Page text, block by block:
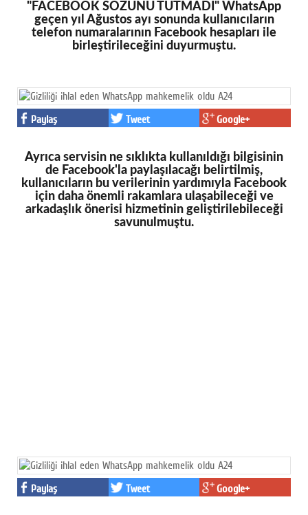
"FACEBOOK SÖZÜNÜ TUTMADI" WhatsApp
geçen yıl Ağustos ayı sonunda kullanıcıların
telefon numaralarının Facebook hesapları ile
birleştirileceğini duyurmuştu.
Paylaş Tweet Google+
Ayrıca servisin ne sıklıkta kullanıldığı bilgisinin
de Facebook'la paylaşılacağı belirtilmiş,
kullanıcıların bu verilerinin yardımıyla Facebook
için daha önemli rakamlara ulaşabileceği ve
arkadaşlık önerisi hizmetinin geliştirilebileceği
savunulmuştu.
Paylaş Tweet Google+